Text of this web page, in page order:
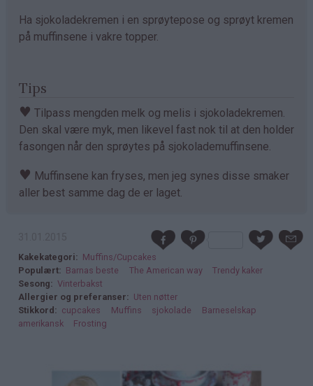
Ha sjokoladekremen i en sprøytepose og sprøyt kremen
på muffinsene i vakre topper.
Tips
♥ Tilpass mengden melk og melis i sjokoladekremen.
Den skal være myk, men likevel fast nok til at den holder
fasongen når den sprøytes på sjokolademuffinsene.
♥ Muffinsene kan fryses, men jeg synes disse smaker
aller best samme dag de er laget.
Kakekategori
Muffins/Cupcakes
Populært
Barnas beste The American way
Trendy kaker
Sesong
Vinterbakst
Allergier og preferanser
Uten nøtter
Stikkord
cupcakes Muffins sjokolade
Barneselskap
amerikansk
Frosting